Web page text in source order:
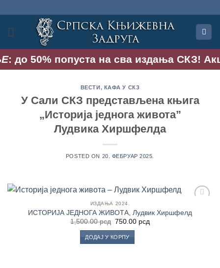
садржај
: до 50% попуста на сва издања СКЗ!
ВЕСТИ, КАФА У СКЗ
У Сали СКЗ представљена књига
„Историја једнога живота”
Лудвика Хиршфелда
POSTED ON 20. ФЕБРУАР 2025.
ИЗДАЊА 2024.
ИСТОРИЈА ЈЕДНОГА ЖИВОТА, Лудвик Хиршфелд
1,500.00рсд Оригинална
је
била:
750.00 рсд
цена
ДОДАЈ У КОРПУ